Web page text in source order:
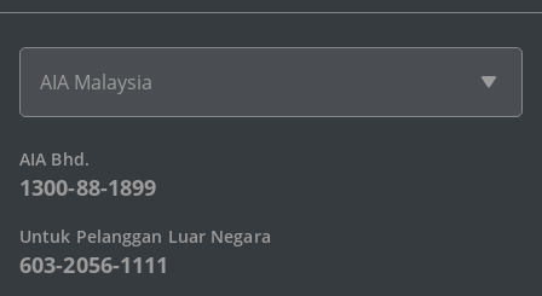
AIA Malaysia
AIA Bhd.
1300-88-1899
Untuk Pelanggan Luar Negara
603-2056-1111